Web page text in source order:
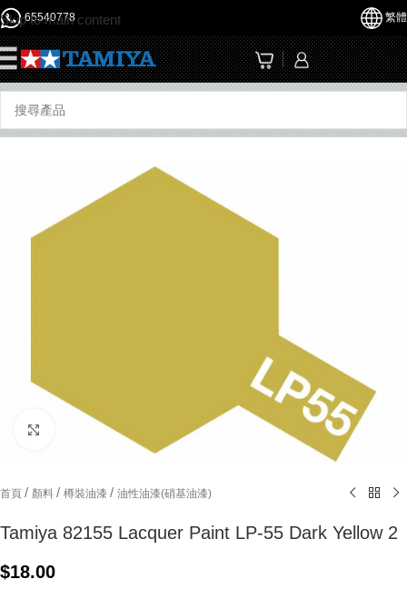
Skip to main content
65540778 繁體
Click to enlarge
首頁 / 顏料 / 樽裝油漆 / 油性油漆(硝基油漆)
Tamiya 82155 Lacquer Paint LP-55 Dark Yellow 2
$18.00